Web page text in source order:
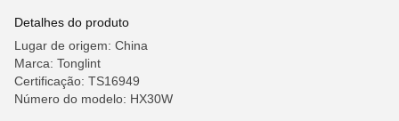
Detalhes do produto
Lugar de origem: China
Marca: Tonglint
Certificação: TS16949
Número do modelo: HX30W